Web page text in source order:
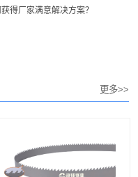
得厂家满意解决方案？
更多>>